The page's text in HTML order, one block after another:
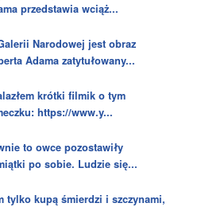
przedstawia wciąż...
Narodowej jest obraz
Adama zatytułowany...
krótki filmik o tym
https://www.y...
to owce pozostawiły
po sobie. Ludzie się...
tylko kupą śmierdzi i szczynami,